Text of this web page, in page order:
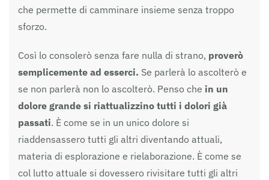
che permette di camminare insieme senza troppo
sforzo.
Così lo consolerò senza fare nulla di strano, proverò
semplicemente ad esserci. Se parlerà lo ascolterò e
se non parlerà non lo ascolterò. Penso che in un
dolore grande si riattualizzino tutti i dolori già
passati. È come se in un unico dolore si
riaddensassero tutti gli altri diventando attuali,
materia di esplorazione e rielaborazione. È come se
col lutto attuale si dovessero rivisitare tutti gli altri